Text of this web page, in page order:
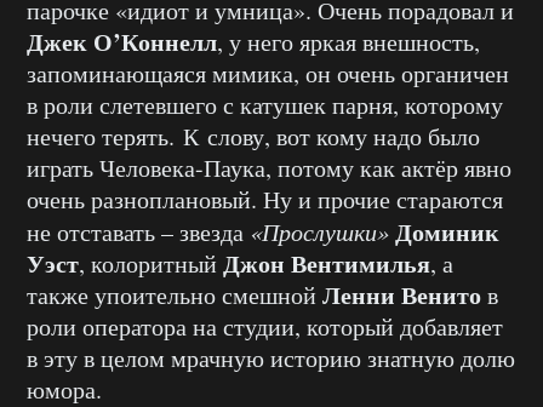
парочке «идиот и умница». Очень порадовал и
Джек О’Коннелл, у него яркая внешность,
запоминающаяся мимика, он очень органичен
в роли слетевшего с катушек парня, которому
нечего терять. К слову, вот кому надо было
играть Человека-Паука, потому как актёр явно
очень разноплановый. Ну и прочие стараются
не отставать – звезда «Прослушки»Доминик
Уэст, колоритный Джон Вентимилья, а
также упоительно смешной Ленни Венитов
роли оператора на студии, который добавляет
в эту в целом мрачную историю знатную долю
юмора.